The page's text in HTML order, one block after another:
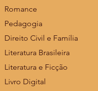
Romance
Pedagogia
Direito Civil e Família
Literatura Brasileira
Literatura e Ficção
Livro Digital